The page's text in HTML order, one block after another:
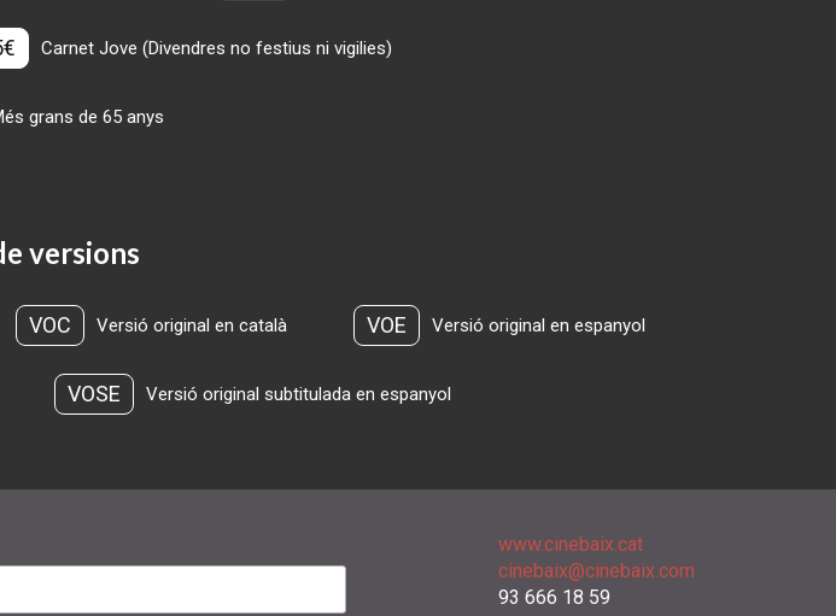
Carnet Jove (Divendres no festius ni vigilies)
grans de 65 anys
versions
VOC Versió original en català VOE Versió original en espanyol
VOSE Versió original subtitulada en espanyol
www.cinebaix.cat
cinebaix@cinebaix.com
93 666 18 59